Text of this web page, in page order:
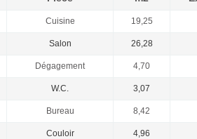
Cuisine 19,25
Salon 26,28
Dégagement 4,70
W.C. 3,07
Bureau 8,42
Couloir 4,96